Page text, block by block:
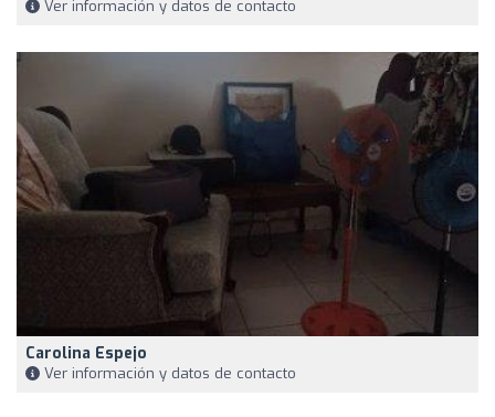
Ver información y datos de contacto
Carolina Espejo
Ver información y datos de contacto